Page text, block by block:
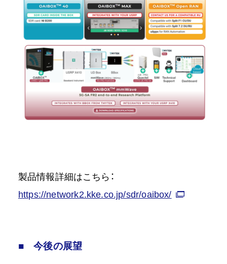
製品情報詳細はこちら：
https://network2.kke.co.jp/sdr/oaibox/
■ 今後の展望